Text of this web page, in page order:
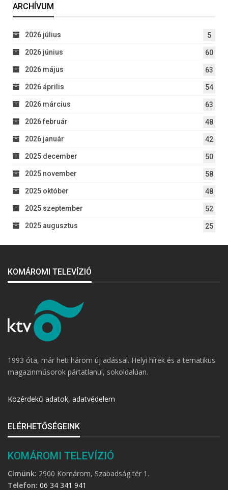
ARCHÍVUM
2026 július 5
2026 június 60
2026 május 63
2026 április 54
2026 március 63
2026 február 48
2026 január 42
2025 december 50
2025 november 58
2025 október 48
2025 szeptember 52
2025 augusztus 25
KOMÁROMI TELEVÍZIÓ
1993 óta, már heti három új adással. Helyi hírek és a tematikus
magazinműsorok pártatlanul, sokoldalúan.
Közérdekű adatok, adatvédelem
ELÉRHETŐSÉGEINK
KOMÁROMI TELEVÍZIÓ
Címünk: 2900 Komárom, Szabadság tér 1.
Telefon: 06 34 341 941